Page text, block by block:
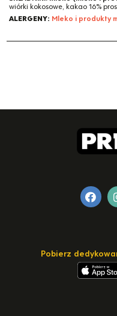
wiórki kokosowe, kakao 16%
ALERGENY: Mleko i produkty
Pobierz